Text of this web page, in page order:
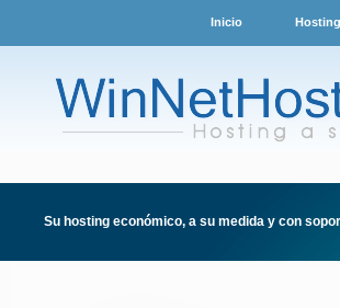
Inicio
Su hosting económico, a su medida y con